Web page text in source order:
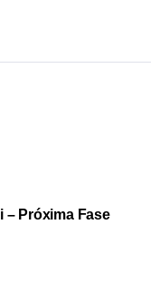
– Próxima Fase